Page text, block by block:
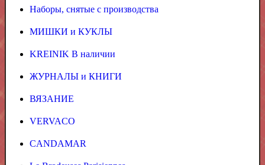
Наборы, снятые с производства
МИШКИ и КУКЛЫ
KREINIK В наличии
ЖУРНАЛЫ и КНИГИ
ВЯЗАНИЕ
VERVACO
CANDAMAR